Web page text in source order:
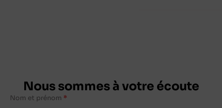
Nous sommes à votre écoute
Nom et prénom